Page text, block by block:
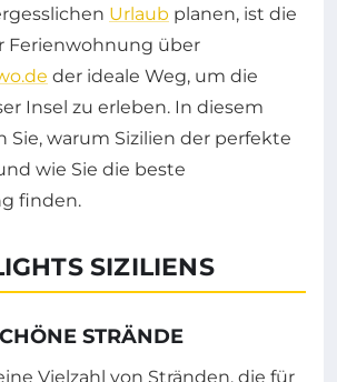
Urlaub planen, ist die
Ferienwohnung über
der ideale Weg, um die
Insel zu erleben. In diesem
Sie, warum Sizilien der perfekte
wie Sie die beste
finden.
SIZILIENS
STRÄNDE
Vielzahl von Stränden, die für